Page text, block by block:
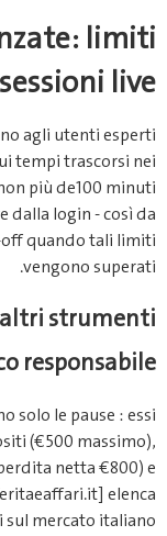
limiti
live
agli utenti esperti
tempi trascorsi nei
più de­​100 minuti
login ‑ così da
quando tali limiti
vengono superati.
altri strumenti
responsabile
solo le pause : essi
(€500 massimo),
netta €800) e
elenca
mercato italiano .